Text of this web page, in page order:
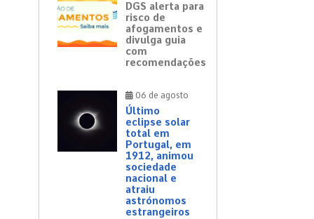
DGS alerta para
risco de
afogamentos e
divulga guia
com
recomendações
06 de agosto
Último
eclipse solar
total em
Portugal, em
1912, animou
sociedade
nacional e
atraiu
astrónomos
estrangeiros